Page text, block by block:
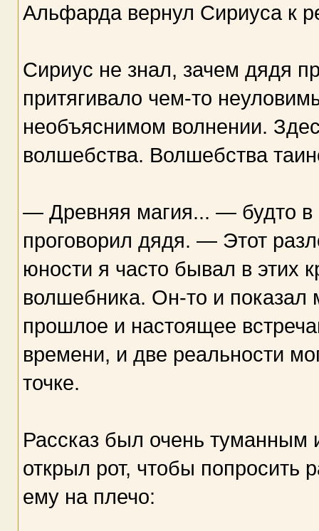
Альфарда вернул Сириуса к
Сириус не знал, зачем дядя
притягивало чем-то
необъяснимом волнении.
волшебства. Волшебства
— Древняя магия... — будто в
проговорил дядя. — Этот
юности я часто бывал в этих
волшебника. Он-то и показал
прошлое и настоящее
времени, и две реальности
точке.
Рассказ был очень
открыл рот, чтобы попросить
ему на плечо: